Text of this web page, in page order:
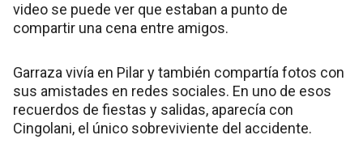
video se puede ver que estaban a punto de
compartir una cena entre amigos.
Garraza vivía en Pilar y también compartía fotos con
sus amistades en redes sociales. En uno de esos
recuerdos de fiestas y salidas, aparecía con
Cingolani, el único sobreviviente del accidente.